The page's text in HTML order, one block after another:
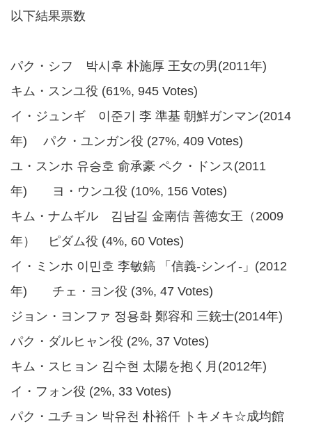
以下結果票数
パク・シフ 박시후 朴施厚 王女の男(2011年)
キム・スンユ役 (61%, 945 Votes)
イ・ジュンギ 이준기 李 準基 朝鮮ガンマン(2014
年) パク・ユンガン役 (27%, 409 Votes)
ユ・スンホ 유승호 俞承豪 ペク・ドンス(2011
年) ヨ・ウンユ役 (10%, 156 Votes)
キム・ナムギル 김남길 金南佶 善徳女王（2009
年） ピダム役 (4%, 60 Votes)
イ・ミンホ 이민호 李敏鎬 「信義-シンイ-」(2012
年) チェ・ヨン役 (3%, 47 Votes)
ジョン・ヨンファ 정용화 鄭容和 三銃士(2014年)
パク・ダルヒャン役 (2%, 37 Votes)
キム・スヒョン 김수현 太陽を抱く月(2012年)
イ・フォン役 (2%, 33 Votes)
パク・ユチョン 박유천 朴裕仟 トキメキ☆成均館